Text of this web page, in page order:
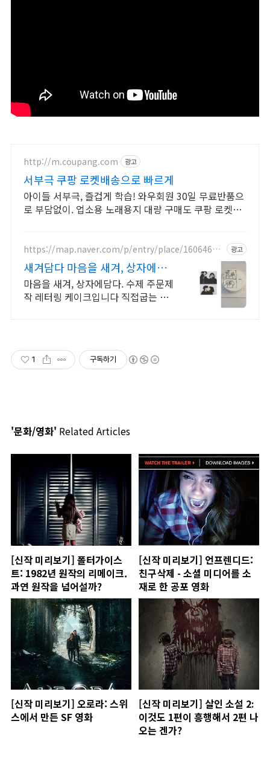
http://m.coupang.com 광고
서부극 쿠팡 로켓배송으로 빠르게
아이들 서부극, 즐겁게 학습! 와우회원 30일 무료반품으
로 부담없이. 업소용 노래용지 대량 구매도 쿠팡 로켓배
https://map.naver.com/p/entry/place/16064692
광고
새겨담다 마음을 새겨, 상자에담
다
마음을 새겨, 상자에담다. 수제 주문제
작 레터링 케이크입니다 직접굽는 시
1 구독하기
'문화/영화' Related Articles
[신작 미리보기] 폴터가이스
트: 1982년 원작의 리메이크.
과연 원작을 넘어설까?
[신작 미리보기] 언프렌디드:
친구삭제 - 소셜 미디어를 소
재로 한 공포 영화
[신작 미리보기] 오로라: 스위
스에서 만든 SF 영화
[신작 미리보기] 살인 소설 2:
이것도 1편이 흥행해서 2편 나
오는 겐가?